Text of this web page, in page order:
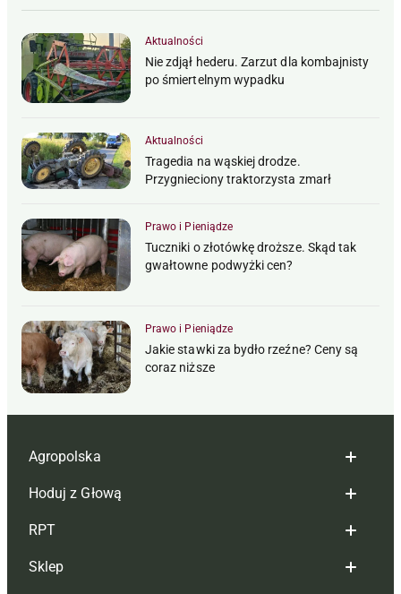
Aktualności
Nie zdjął hederu. Zarzut dla kombajnisty
po śmiertelnym wypadku
Aktualności
Tragedia na wąskiej drodze.
Przygnieciony traktorzysta zmarł
Prawo i Pieniądze
Tuczniki o złotówkę droższe. Skąd tak
gwałtowne podwyżki cen?
Prawo i Pieniądze
Jakie stawki za bydło rzeźne? Ceny są
coraz niższe
Agropolska
Redakcja
Reklama
Tagi
Hoduj z Głową
Hoduj z głową bydło
Hoduj z głową świnie
RPT
Redakcja
Sklep